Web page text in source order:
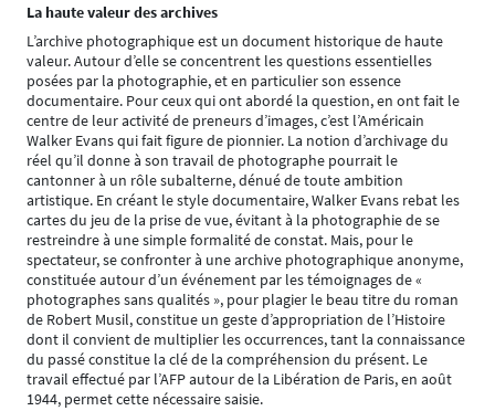
La haute valeur des archives
L’archive photographique est un document historique de haute
valeur. Autour d’elle se concentrent les questions essentielles
posées par la photographie, et en particulier son essence
documentaire. Pour ceux qui ont abordé la question, en ont fait le
centre de leur activité de preneurs d’images, c’est l’Américain
Walker Evans qui fait figure de pionnier. La notion d’archivage du
réel qu’il donne à son travail de photographe pourrait le
cantonner à un rôle subalterne, dénué de toute ambition
artistique. En créant le style documentaire, Walker Evans rebat les
cartes du jeu de la prise de vue, évitant à la photographie de se
restreindre à une simple formalité de constat. Mais, pour le
spectateur, se confronter à une archive photographique anonyme,
constituée autour d’un événement par les témoignages de «
photographes sans qualités », pour plagier le beau titre du roman
de Robert Musil, constitue un geste d’appropriation de l’Histoire
dont il convient de multiplier les occurrences, tant la connaissance
du passé constitue la clé de la compréhension du présent. Le
travail effectué par l’AFP autour de la Libération de Paris, en août
1944, permet cette nécessaire saisie.